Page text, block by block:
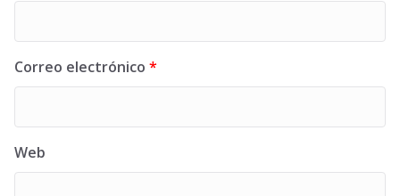
Correo electrónico *
Web